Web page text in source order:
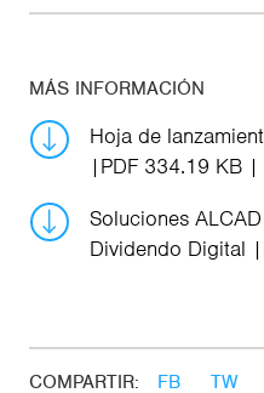
MÁS INFORMACIÓN
Hoja de
PDF 334.19 KB
Soluciones
Dividendo Digital
COMPARTIR: FB TW